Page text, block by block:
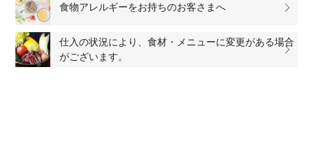
食物アレルギーをお持ちのお客さまへ
仕入の状況により、食材・メニューに変更がある場合
がございます。